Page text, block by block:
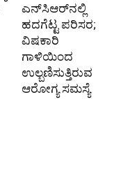
ಎನ್‌ಸಿಆರ್‌ನಲ್ಲಿ
ಹದಗೆಟ್ಟ ಪರಿಸರ;
ವಿಷಕಾರಿ
ಗಾಳಿಯಿಂದ
ಉಲ್ಬಣಿಸುತ್ತಿರುವ
ಆರೋಗ್ಯ ಸಮಸ್ಯೆ